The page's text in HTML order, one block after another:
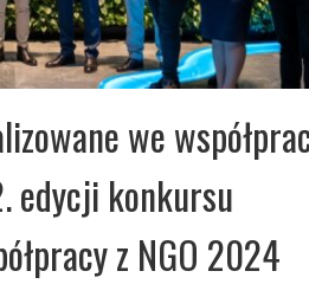
we
edycji konkursu
z NGO 2024